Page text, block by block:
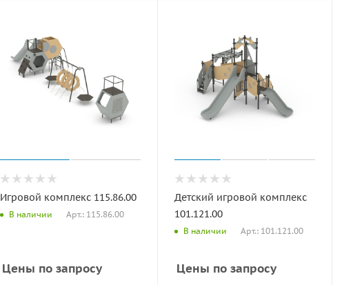
Игровой комплекс 115.86.00
В наличии Арт.: 115.86.00
Цены по запросу
Детский игровой комплекс
101.121.00
В наличии Арт.: 101.121.00
Цены по запросу